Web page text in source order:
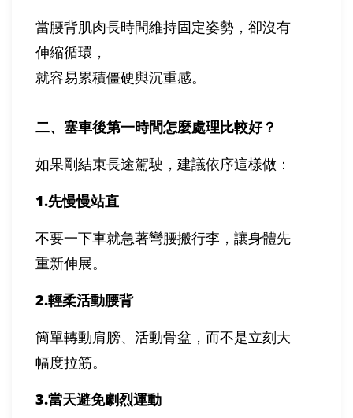
當腰背肌肉長時間維持固定姿勢，卻沒有
伸縮循環，
就容易累積僵硬與沉重感。
二、塞車後第一時間怎麼處理比較好？
如果剛結束長途駕駛，建議依序這樣做：
1.先慢慢站直
不要一下車就急著彎腰搬行李，讓身體先
重新伸展。
2.輕柔活動腰背
簡單轉動肩膀、活動骨盆，而不是立刻大
幅度拉筋。
3.當天避免劇烈運動